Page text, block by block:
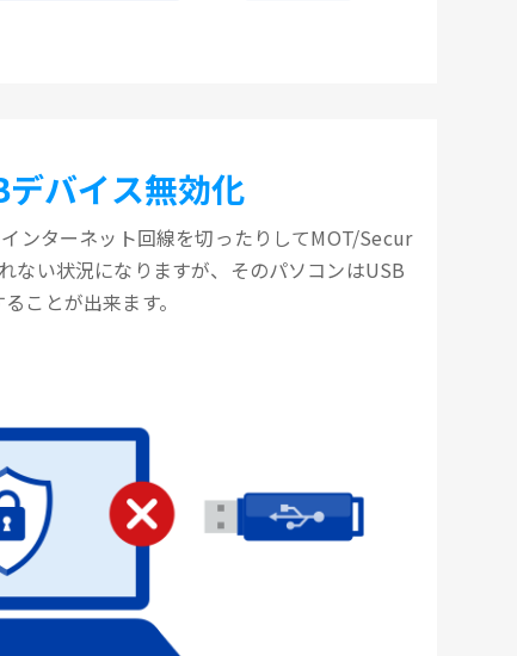
デバイス無効化
ンターネット回線を切ったりしてMOT/Secur
ない状況になりますが、そのパソコンはUSB
ことが出来ます。